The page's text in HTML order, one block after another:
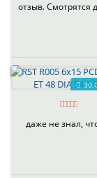
отзыв. Смотрятся
даже не знал,